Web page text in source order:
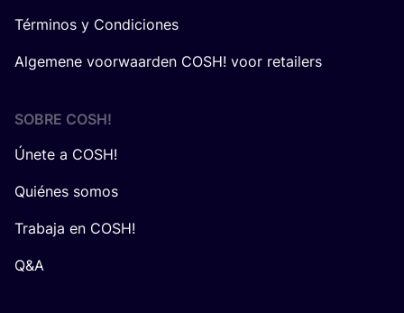
Términos y Condiciones
Algemene voorwaarden COSH! voor retailers
SOBRE COSH!
Únete a COSH!
Quiénes somos
Trabaja en COSH!
Q&A